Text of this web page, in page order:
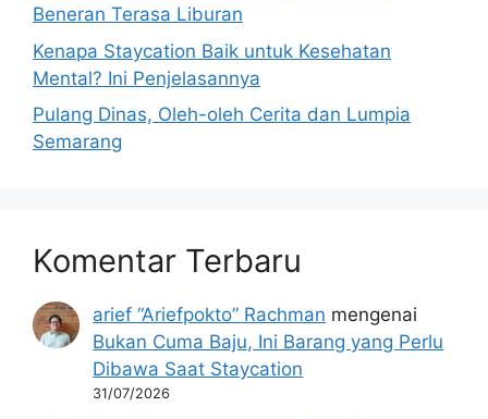
Beneran Terasa Liburan
Kenapa Staycation Baik untuk Kesehatan
Mental? Ini Penjelasannya
Pulang Dinas, Oleh-oleh Cerita dan Lumpia
Semarang
Komentar Terbaru
arief “Ariefpokto” Rachman mengenai
Bukan Cuma Baju, Ini Barang yang Perlu
Dibawa Saat Staycation
31/07/2026